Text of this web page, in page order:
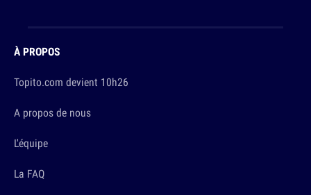
À PROPOS
Topito.com devient 10h26
A propos de nous
L'équipe
La FAQ